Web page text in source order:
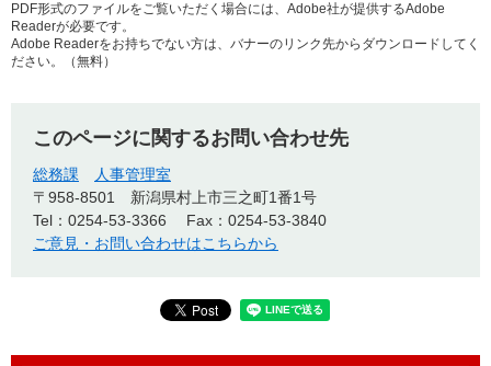
PDF形式のファイルをご覧いただく場合には、Adobe社が提供するAdobe
Readerが必要です。
Adobe Readerをお持ちでない方は、バナーのリンク先からダウンロードしてく
ださい。（無料）
このページに関するお問い合わせ先
総務課
人事管理室
〒958-8501
新潟県村上市三之町1番1号
Tel：0254-53-3366
Fax：0254-53-3840
ご意見・お問い合わせはこちらから